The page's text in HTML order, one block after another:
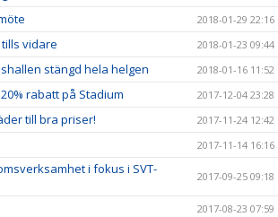
2018-01-29 22:16
vidare 2018-01-23 09:44
stängd hela helgen 2018-01-16 11:52
rabatt på Stadium 2017-12-04 23:28
till bra priser! 2017-11-24 12:42
2017-11-14 16:16
i fokus i SVT-
2017-09-25 09:18
2017-08-23 07:59